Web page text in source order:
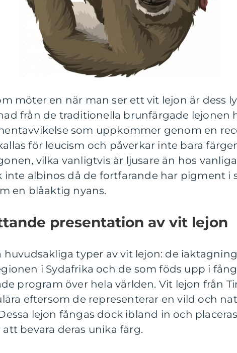
möter en när man ser ett vit lejon är dess
från de traditionella brunfärgade lejonen
som uppkommer genom en
för leucism och påverkar inte bara
vilka vanligtvis är ljusare än hos
inte albinos då de fortfarande har pigment i
en blåaktig nyans.
presentation av vit lejon
huvudsakliga typer av vit lejon: de
i Sydafrika och de som föds upp i
program över hela världen. Vit lejon från
eftersom de representerar en vild och
lejon fångas dock ibland in och
bevara deras unika färg.